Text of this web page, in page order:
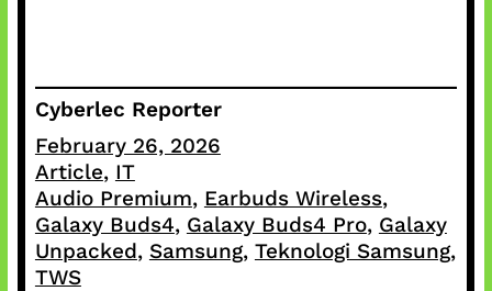
Cyberlec Reporter
February 26, 2026
Article, IT
Audio Premium, Earbuds Wireless ,
Galaxy Buds4, Galaxy Buds4 Pro, Galaxy
Unpacked, Samsung, Teknologi Samsung ,
TWS